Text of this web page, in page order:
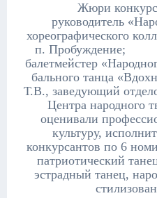
Жюри
руководитель
хореографического
п. Пробуждение;
балетмейстер
бального танца
Т.В., заведующий
Центра народного
оценивали
культуру,
конкурсантов по 6
патриотический
эстрадный танец,